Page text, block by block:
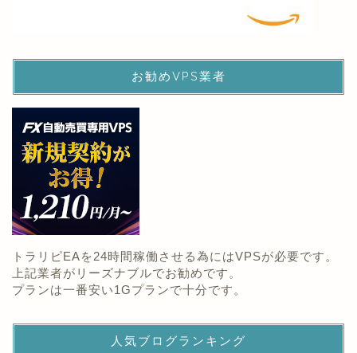
お勧めVPS業者
トラリピEAを24時間稼働させる為にはVPSが必要です。
上記業者がリーズナブルでお勧めです。
プランは一番安い1Gプランで十分です。
人気ブログランキング